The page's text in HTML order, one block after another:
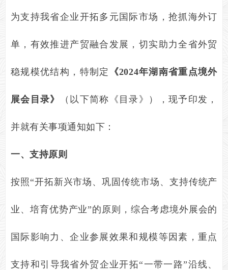
为支持我省企业开拓多元国际市场，抢抓海外订
单，有效推进产贸融合发展，切实助力全省外贸
稳规模优结构，特制定 《2024年湖南省重点境外
展会目录》 （以下简称《目录》），现予印发，
并就有关事项通知如下：
一、支持原则
按照 “开拓新兴市场、巩固传统市场、支持传统产
业、培育优势产业”的原则，综合考虑境外展会的
国际影响力、企业参展效果和规模等因素，重点
支持和引导我省外贸企业开拓“一带一路”沿线、